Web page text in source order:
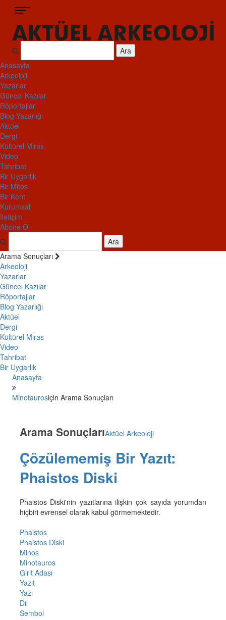
Ara
Anasayfa
Arkeoloji
Yazarlar
Güncel Kazılar
Röportajlar
Blog Yazarlığı
Aktüel
Dergi
Kültürel Miras
Video
Tahribat
Bir Uygarlık
Bir Mitos
Bir Kent
Kurumsal
İletişim
Abone Ol
Ara
Arama Sonuçları
Arkeoloji
Yazarlar
Güncel Kazılar
Röportajlar
Blog Yazarlığı
Aktüel
Dergi
Kültürel Miras
Video
Tahribat
Bir Uygarlık
Anasayfa
Minotaurosiçin Arama Sonuçları
Arama SonuçlarıAktüel Arkeoloji
Çözülememiş Bir Yazıt:
Phaistos Diski
Phaistos Diski'nin yazıtlarına ilişkin çok sayıda yorumdan
hiçbiri evrensel olarak kabul görmemektedir.
Phaistos
Phaistos Diski
Minos
Minotauros
Girit Adası
Yazıt
Yazı
Dil
Sembol